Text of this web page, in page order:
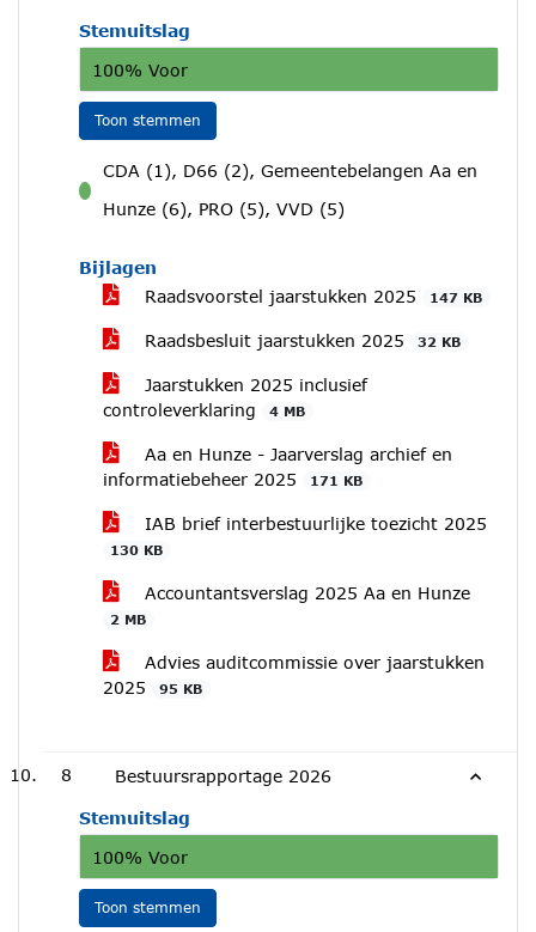
Stemuitslag
100% Voor
Toon stemmen
voor
CDA (1), D66 (2), Gemeentebelangen Aa en
Hunze (6), PRO (5), VVD (5)
Bijlagen
Raadsvoorstel jaarstukken 2025
147 KB
Raadsbesluit jaarstukken 2025 32 KB
Jaarstukken 2025 inclusief
controleverklaring
4 MB
Aa en Hunze - Jaarverslag archief en
informatiebeheer 2025
171 KB
IAB brief interbestuurlijke toezicht 2025
130 KB
Accountantsverslag 2025 Aa en Hunze
2 MB
Advies auditcommissie over jaarstukken
2025
95 KB
8 Bestuursrapportage 2026
Stemuitslag
100% Voor
Toon stemmen